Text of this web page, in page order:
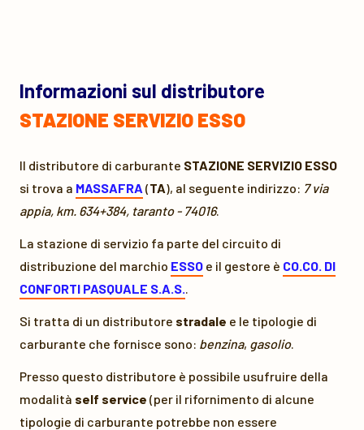
Informazioni sul distributore
STAZIONE SERVIZIO ESSO
Il distributore di carburante STAZIONE SERVIZIO ESSO
si trova a MASSAFRA (TA), al seguente indirizzo: 7 via
appia, km. 634+384, taranto - 74016.
La stazione di servizio fa parte del circuito di
distribuzione del marchio ESSO e il gestore è CO.CO. DI
CONFORTI PASQUALE S.A.S..
Si tratta di un distributore stradale e le tipologie di
carburante che fornisce sono: benzina, gasolio.
Presso questo distributore è possibile usufruire della
modalità self service (per il rifornimento di alcune
tipologie di carburante potrebbe non essere